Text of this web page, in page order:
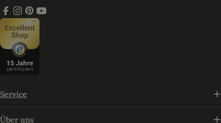
Facebook
Instagram
Pinterest
YouTube
Service
Über uns